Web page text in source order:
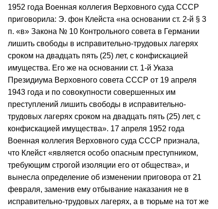
1952 года Военная коллегия Верховного суда СССР
приговорила: Э. фон Клейста «на основании ст. 2-й § 3
п. «в» Закона № 10 Контрольного совета в Германии
лишить свободы в исправительно-трудовых лагерях
сроком на двадцать пять (25) лет, с конфискацией
имущества. Его же на основании ст. 1-й Указа
Президиума Верховного совета СССР от 19 апреля
1943 года и по совокупности совершенных им
преступлений лишить свободы в исправительно-
трудовых лагерях сроком на двадцать пять (25) лет, с
конфискацией имущества». 17 апреля 1952 года
Военная коллегия Верховного суда СССР признала,
что Клейст «является особо опасным преступником,
требующим строгой изоляции его от общества», и
вынесла определение об изменении приговора от 21
февраля, заменив ему отбывание наказания не в
исправительно-трудовых лагерях, а в тюрьме на тот же